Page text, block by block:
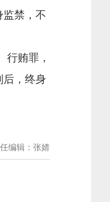
监禁，不
贿罪，
后，终身
编辑：张婧